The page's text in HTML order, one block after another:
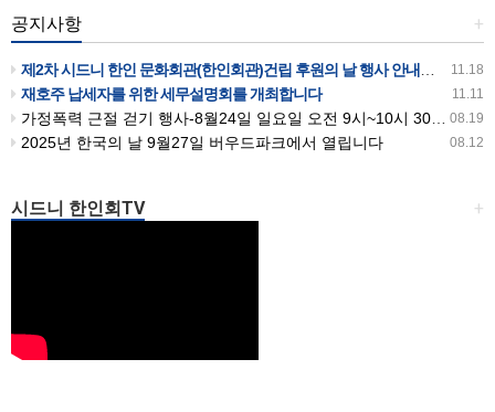
+
공지사항
11.18
제2차 시드니 한인 문화회관(한인회관)건립 후원의 날 행사 안내입니다
11.11
재호주 납세자를 위한 세무설명회를 개최합니다
08.19
가정폭력 근절 걷기 행사-8월24일 일요일 오전 9시~10시 30분까지 버우드파크에서 있습니다
08.12
2025년 한국의 날 9월27일 버우드파크에서 열립니다
+
시드니 한인회TV